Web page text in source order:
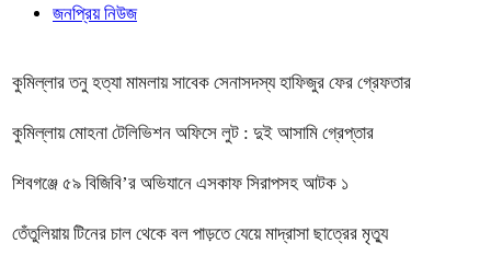
জনপ্রিয় নিউজ
কুমিল্লার তনু হত্যা মামলায় সাবেক সেনাসদস্য হাফিজুর ফের গ্রেফতার
কুমিল্লায় মোহনা টেলিভিশন অফিসে লুট : দুই আসামি গ্রেপ্তার
শিবগঞ্জে ৫৯ বিজিবি’র অভিযানে এসকাফ সিরাপসহ আটক ১
তেঁতুলিয়ায় টিনের চাল থেকে বল পাড়তে যেয়ে মাদ্রাসা ছাত্রের মৃত্যু